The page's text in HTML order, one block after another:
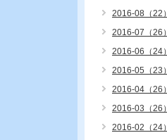
2016-08（22）
2016-07（26）
2016-06（24）
2016-05（23）
2016-04（26）
2016-03（26）
2016-02（24）